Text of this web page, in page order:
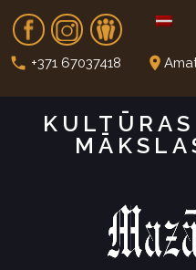
t
Fb In Dr
call +371 67037418 place